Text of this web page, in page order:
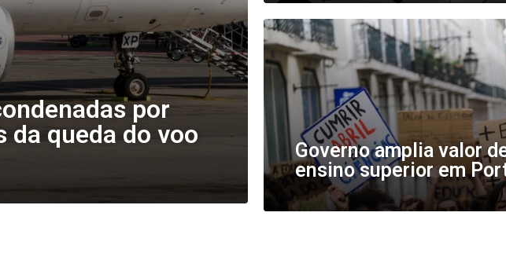
por
da queda do voo
Governo amplia valor
ensino superior em